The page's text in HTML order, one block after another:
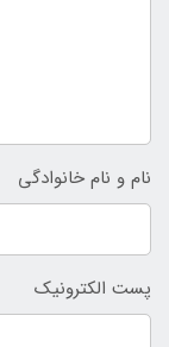
نام و نام خانوادگی
پست الکترونیک